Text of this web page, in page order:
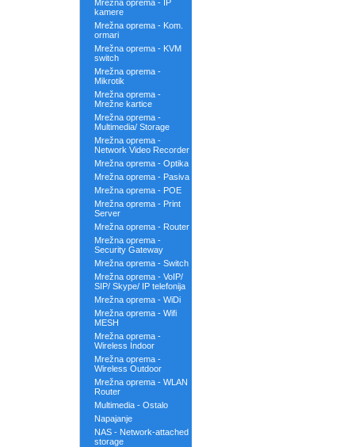
Mrežna oprema - IP
kamere
Mrežna oprema - Kom.
ormari
Mrežna oprema - KVM
switch
Mrežna oprema -
Mikrotik
Mrežna oprema -
Mrežne kartice
Mrežna oprema -
Multimedia/ Storage
Mrežna oprema -
Network Video Recorder
Mrežna oprema - Optika
Mrežna oprema - Pasiva
Mrežna oprema - POE
Mrežna oprema - Print
Server
Mrežna oprema - Router
Mrežna oprema -
Security Gateway
Mrežna oprema - Switch
Mrežna oprema - VoIP/
SIP/ Skype/ IP telefonija
Mrežna oprema - WiDi
Mrežna oprema - Wifi
MESH
Mrežna oprema -
Wireless Indoor
Mrežna oprema -
Wireless Outdoor
Mrežna oprema - WLAN
Router
Multimedia - Ostalo
Napajanje
NAS - Network-attached
storage